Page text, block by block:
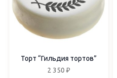
Ягоды
1 ярус
Торт “Гильдия тортов”
2 350 ₽